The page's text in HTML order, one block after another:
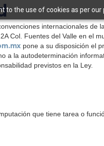
to the use of cookies as per our
internacionales de
Col. Fuentes del Valle en el
pone a su disposición el
la autodeterminación
previstos en la Ley.
que tiene tarea o